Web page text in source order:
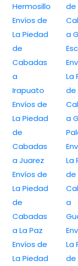
Hermosillo
Envíos de
La Piedad
de
Cabadas
a
Irapuato
Envíos de
La Piedad
de
Cabadas
a Juarez
Envíos de
La Piedad
de
Cabadas
a La Paz
Envíos de
La Piedad
de
a
La
de
a
La
de
a
La
de